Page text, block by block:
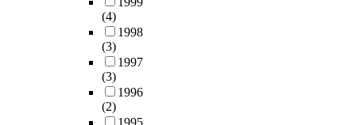
(4)
1998
(3)
1997
(3)
1996
(2)